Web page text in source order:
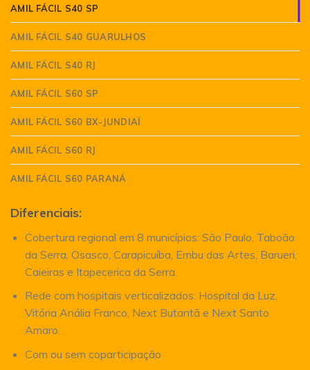
AMIL FÁCIL S40 SP
AMIL FÁCIL S40 GUARULHOS
AMIL FÁCIL S40 RJ
AMIL FÁCIL S60 SP
AMIL FÁCIL S60 BX-JUNDIAÍ
AMIL FÁCIL S60 RJ
AMIL FÁCIL S60 PARANÁ
Diferenciais:
Cobertura regional em 8 municípios: São Paulo, Taboão
da Serra, Osasco, Carapicuíba, Embu das Artes, Barueri,
Caieiras e Itapecerica da Serra.
Rede com hospitais verticalizados: Hospital da Luz,
Vitória Anália Franco, Next Butantã e Next Santo
Amaro.
Com ou sem coparticipação